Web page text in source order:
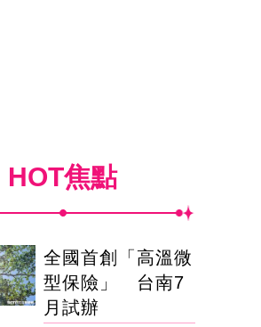
HOT焦點
全國首創「高溫微
型保險」 台南7
月試辦